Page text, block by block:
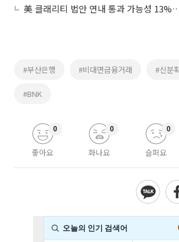
#부산은행 #비대면금융거래 #신분
#BNK
좋아요
0
화나요
0
슬퍼요
0